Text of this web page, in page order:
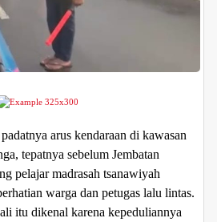
arus kendaraan di kawasan
tepatnya sebelum Jembatan
pelajar madrasah tsanawiyah
warga dan petugas lalu lintas.
itu dikenal karena kepeduliannya